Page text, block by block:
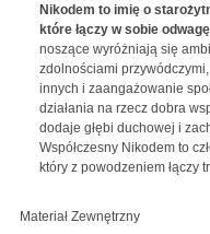
Nikodem to imię o
które łączy w sobie
noszące wyróżniają się
zdolnościami
innych i zaangażowanie
działania na rzecz dobra
dodaje głębi duchowej i
Współczesny Nikodem to
który z powodzeniem łączy
Materiał Zewnętrzny